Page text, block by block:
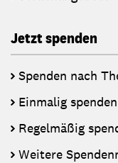
Jetzt spenden
Spenden nach
Einmalig spenden
Regelmäßig
Weitere